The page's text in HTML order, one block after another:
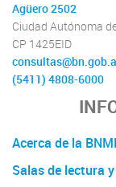
Agüero 2502
Ciudad Autónoma
CP 1425EID
(5411) 4808-6000
Acerca de la
Salas de lectura